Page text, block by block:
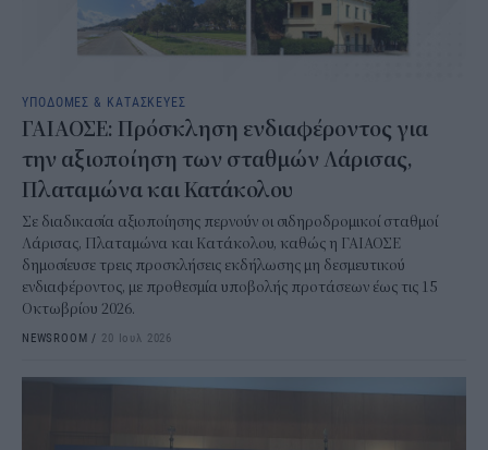
ΥΠΟΔΟΜΕΣ & ΚΑΤΑΣΚΕΥΕΣ
ΓΑΙΑΟΣΕ: Πρόσκληση ενδιαφέροντος για
την αξιοποίηση των σταθμών Λάρισας,
Πλαταμώνα και Κατάκολου
Σε διαδικασία αξιοποίησης περνούν οι σιδηροδρομικοί σταθμοί
Λάρισας, Πλαταμώνα και Κατάκολου, καθώς η ΓΑΙΑΟΣΕ
δημοσίευσε τρεις προσκλήσεις εκδήλωσης μη δεσμευτικού
ενδιαφέροντος, με προθεσμία υποβολής προτάσεων έως τις 15
Οκτωβρίου 2026.
NEWSROOM / 20 Ιουλ 2026